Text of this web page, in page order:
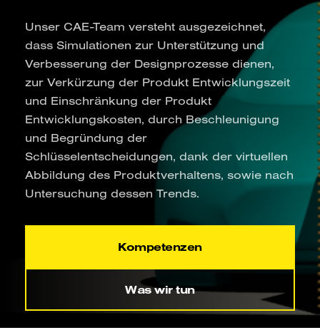
Unser CAE-Team versteht ausgezeichnet,
dass Simulationen zur Unterstützung und
Verbesserung der Designprozesse dienen,
zur Verkürzung der Produkt Entwicklungszeit
und Einschränkung der Produkt
Entwicklungskosten, durch Beschleunigung
und Begründung der
Schlüsselentscheidungen, dank der virtuellen
Abbildung des Produktverhaltens, sowie nach
Untersuchung dessen Trends.
Kompetenzen
Was wir tun